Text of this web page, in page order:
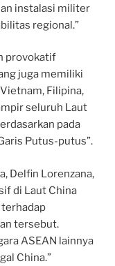
instalasi militer
regional.”
provokatif
juga memiliki
Filipina,
seluruh Laut
pada
Putus-putus”.
Delfin Lorenzana,
di Laut China
terhadap
tersebut.
ASEAN lainnya
China.”